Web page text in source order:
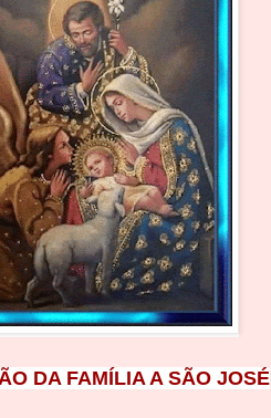
DA FAMÍLIA A SÃO JOSÉ